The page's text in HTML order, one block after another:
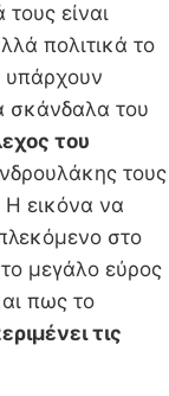
είναι
πολιτικά το
υπάρχουν
σκάνδαλα του
του
τους
Η εικόνα να
στο
μεγάλο εύρος
πως το
τις